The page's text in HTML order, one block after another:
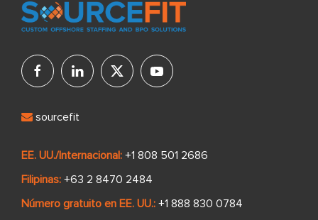
sourcefit
EE. UU./Internacional: +1 808 501 2686
Filipinas: +63 2 8470 2484
Número gratuito en EE. UU.: +1 888 830 0784